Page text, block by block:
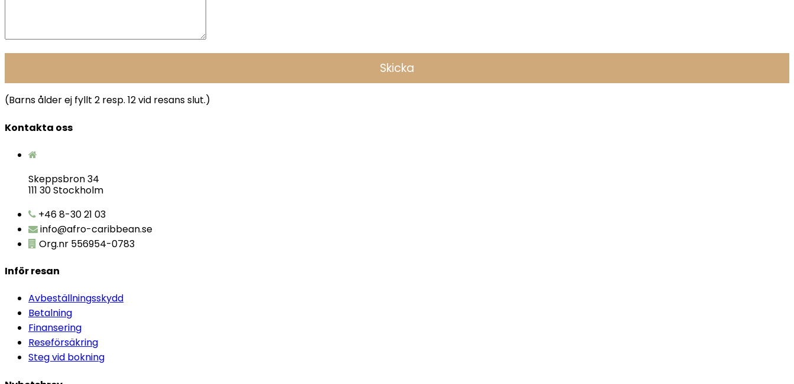
(Barns ålder ej fyllt 2 resp. 12 vid resans slut.)
Kontakta oss
Skeppsbron 34
111 30 Stockholm
+46 8-30 21 03
info@afro-caribbean.se
Org.nr 556954-0783
Inför resan
Avbeställningsskydd
Betalning
Finansering
Reseförsäkring
Steg vid bokning